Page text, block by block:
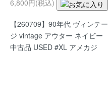
6,800円(税込)
【260709】90年代 ヴィンテー
ジ vintage アウター ネイビー
中古品 USED #XL アメカジ